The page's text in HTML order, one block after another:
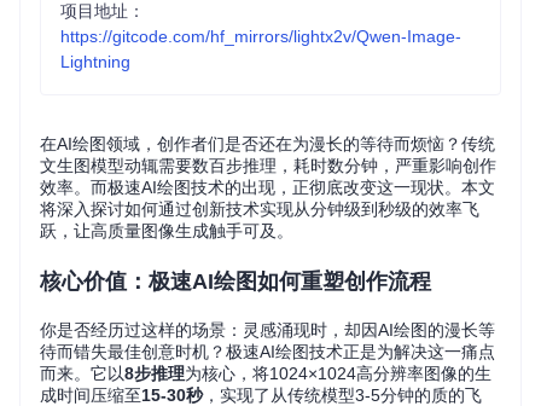
项目地址：
https://gitcode.com/hf_mirrors/lightx2v/Qwen-Image-
Lightning
在AI绘图领域，创作者们是否还在为漫长的等待而烦恼？传统
文生图模型动辄需要数百步推理，耗时数分钟，严重影响创作
效率。而极速AI绘图技术的出现，正彻底改变这一现状。本文
将深入探讨如何通过创新技术实现从分钟级到秒级的效率飞
跃，让高质量图像生成触手可及。
核心价值：极速AI绘图如何重塑创作流程
你是否经历过这样的场景：灵感涌现时，却因AI绘图的漫长等
待而错失最佳创意时机？极速AI绘图技术正是为解决这一痛点
而来。它以8步推理为核心，将1024×1024高分辨率图像的生
成时间压缩至15-30秒，实现了从传统模型3-5分钟的质的飞